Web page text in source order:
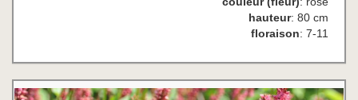
hauteur: 80 cm
floraison: 7-11